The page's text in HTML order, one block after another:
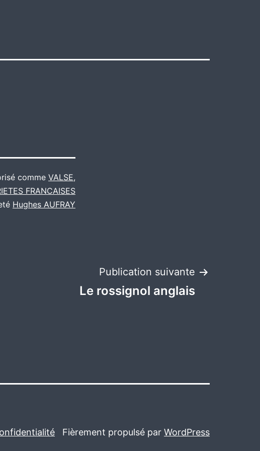
comme VALSE,
FRANCAISES
Hughes AUFRAY
Publication suivante
Le rossignol anglais
Fièrement propulsé par WordPress